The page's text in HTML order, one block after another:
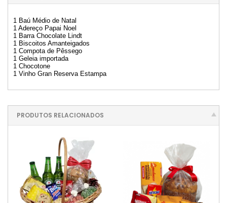
1 Baú Médio de Natal
1 Adereço Papai Noel
1 Barra Chocolate Lindt
1 Biscoitos Amanteigados
1 Compota de Pêssego
1 Geleia importada
1 Chocotone
1 Vinho Gran Reserva Estampa
PRODUTOS RELACIONADOS